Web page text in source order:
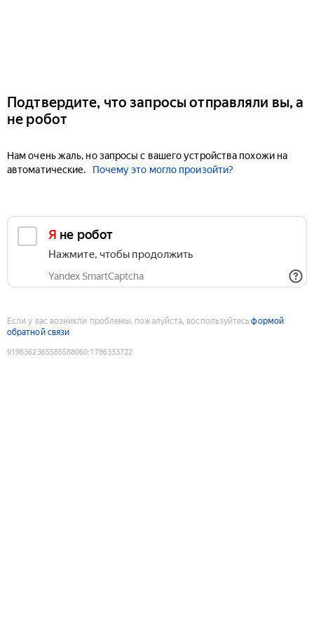
Подтвердите, что запросы отправляли вы, а
не робот
Нам очень жаль, но запросы с вашего устройства похожи на
автоматические.
Почему это могло произойти?
Я не робот
Нажмите, чтобы продолжить
Yandex SmartCaptcha
Если у вас возникли проблемы, пожалуйста, воспользуйтесьформой
обратной связи
9198362365585588060:1786333722